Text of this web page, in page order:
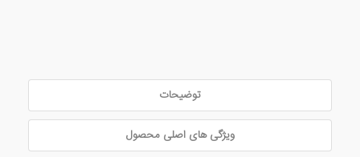
توضیحات
ویژگی های اصلی محصول